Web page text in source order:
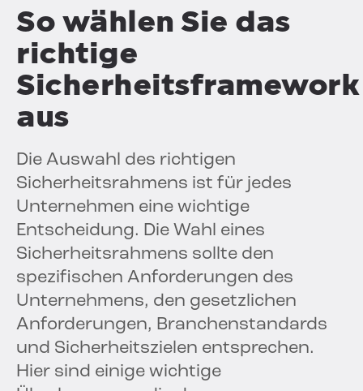
So wählen Sie das
richtige
Sicherheitsframework
aus
Die Auswahl des richtigen
Sicherheitsrahmens ist für jedes
Unternehmen eine wichtige
Entscheidung. Die Wahl eines
Sicherheitsrahmens sollte den
spezifischen Anforderungen des
Unternehmens, den gesetzlichen
Anforderungen, Branchenstandards
und Sicherheitszielen entsprechen.
Hier sind einige wichtige